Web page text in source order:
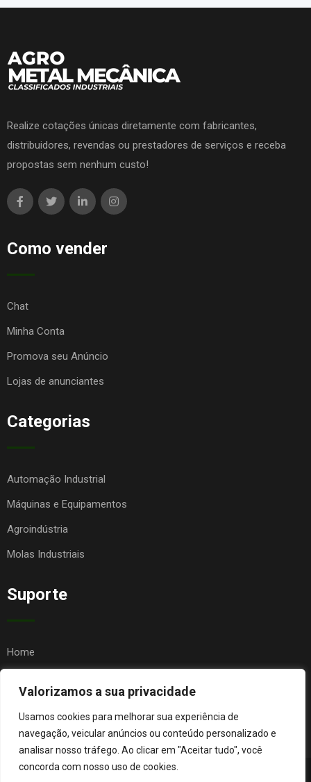
Valorizamos a sua privacidade
Usamos cookies para melhorar sua experiência de
navegação, veicular anúncios ou conteúdo personalizado e
analisar nosso tráfego. Ao clicar em "Aceitar tudo", você
concorda com nosso uso de cookies.
Realize cotações únicas diretamente com fabricantes,
distribuidores, revendas ou prestadores de serviços e receba
propostas sem nenhum custo!
Como vender
Chat
Minha Conta
Promova seu Anúncio
Lojas de anunciantes
Categorias
Automação Industrial
Máquinas e Equipamentos
Agroindústria
Molas Industriais
Suporte
Home